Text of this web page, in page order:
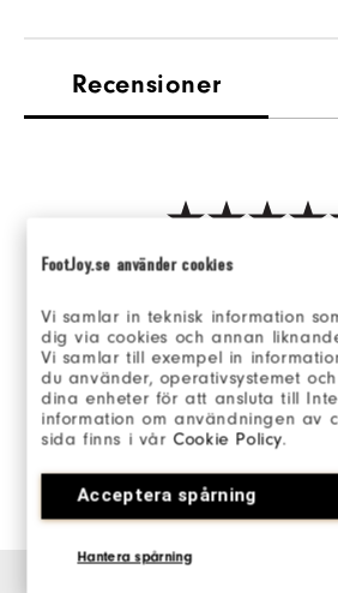
FootJoy.se använder cookies
Vi samlar in teknisk information
dig via cookies och annan
Vi samlar till exempel in
du använder, operativsystemet
dina enheter för att ansluta till
information om användningen av
sida finns i vårCookie Policy.
Acceptera spårning
Hantera spårning
Recensioner
Be the first to review
SKRIV EN
Du kanske